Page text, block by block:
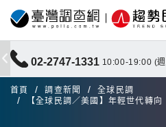
02-2747-1331 10:00-19:00 (
首頁 調查新聞
全球民調
【全球民調／美國】年輕世代轉